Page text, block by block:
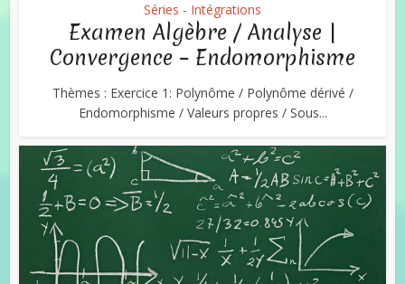
Séries - Intégrations
Examen Algèbre / Analyse |
Convergence – Endomorphisme
Thèmes : Exercice 1: Polynôme / Polynôme dérivé /
Endomorphisme / Valeurs propres / Sous...